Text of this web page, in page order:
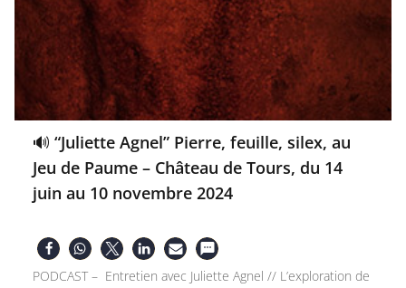
🔊 “Juliette Agnel” Pierre, feuille, silex, au
Jeu de Paume – Château de Tours, du 14
juin au 10 novembre 2024
PODCAST – Entretien avec Juliette Agnel // L’exploration de